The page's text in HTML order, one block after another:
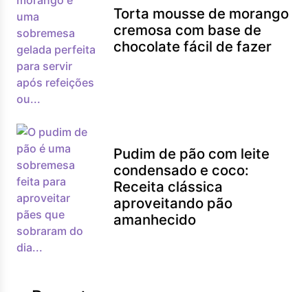
Torta mousse de morango
cremosa com base de
chocolate fácil de fazer
Pudim de pão com leite
condensado e coco:
Receita clássica
aproveitando pão
amanhecido